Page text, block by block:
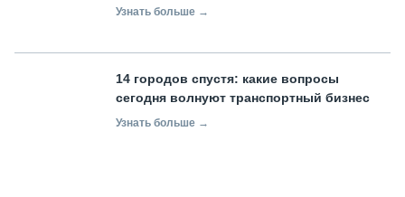
Узнать больше →
14 городов спустя: какие вопросы
сегодня волнуют транспортный бизнес
Узнать больше →